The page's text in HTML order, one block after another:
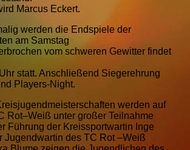
Marcus Eckert.
werden die Endspiele der
am Samstag
vom schweren Gewitter findet
statt. Anschließend Siegerehrung
Players-Night.
werden auf
Rot–Weiß unter großer Teilnahme
Führung der Kreissportwartin Inge
Jugendwartin des TC Rot –Weiß